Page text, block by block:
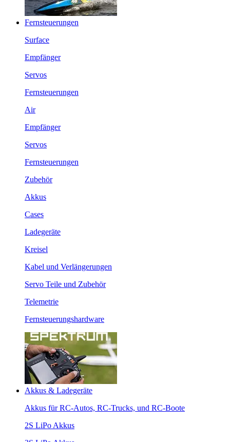
Fernsteuerungen
Surface
Empfänger
Servos
Fernsteuerungen
Air
Empfänger
Servos
Fernsteuerungen
Zubehör
Akkus
Cases
Ladegeräte
Kreisel
Kabel und Verlängerungen
Servo Teile und Zubehör
Telemetrie
Fernsteuerungshardware
Akkus & Ladegeräte
Akkus für RC-Autos, RC-Trucks, und RC-Boote
2S LiPo Akkus